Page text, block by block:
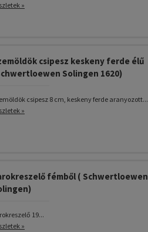
»
csipesz keskeny ferde élű
Solingen 1620)
csipesz 8 cm, keskeny ferde aranyozott...
»
fémből ( Schwertloewen
19...
»